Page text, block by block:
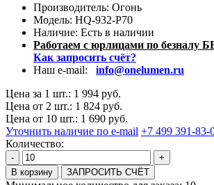
Производитель: Огонь
Модель: HQ-932-P70
Наличие: Есть в наличии
Работаем с юрлицами по безналу
Как запросить счёт?
Наш e-mail: info@onelumen.ru
Цена за 1 шт.: 1 994 руб.
Цена от 2 шт.: 1 824 руб.
Цена от 10 шт.: 1 690 руб.
Уточнить наличие по e-mail +7 499 391-83-
Количество:
-
+
В корзину
ЗАПРОСИТЬ СЧЁТ